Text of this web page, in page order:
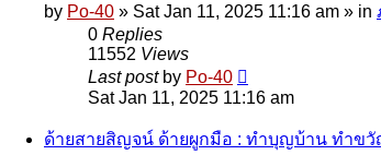
by Po-40 » Sat Jan 11, 2025 11:16 am » in
0 Replies
11552 Views
Last post by Po-40
Sat Jan 11, 2025 11:16 am
ด้ายสายสิญจน์ ด้ายผูกมือ : ทำบุญบ้าน ทำข